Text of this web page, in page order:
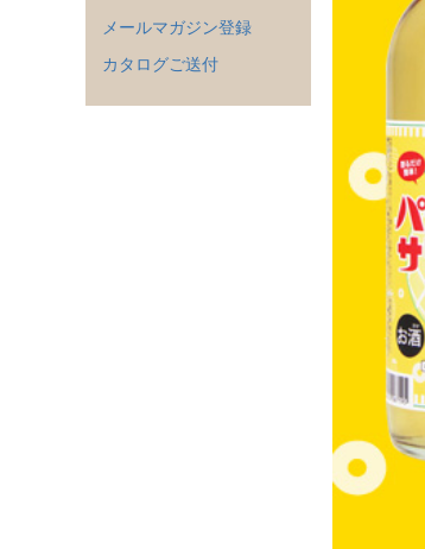
メールマガジン登録
カタログご送付